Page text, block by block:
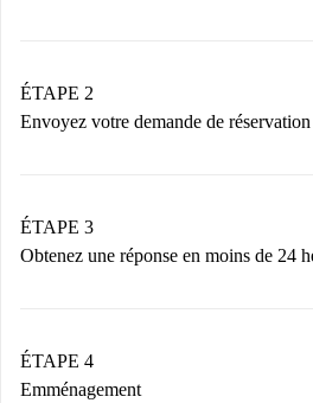
Vous disposez à l’avance de
nécessaires.
ÉTAPE 2
Envoyez votre demande de réservation
Nous ne vous facturerons rien
n’aura pas accepté.
ÉTAPE 3
Obtenez une réponse en moins de 24
contact avec le propriétaire.
Si refusé : aucun prélèvement
ÉTAPE 4
Emménagement